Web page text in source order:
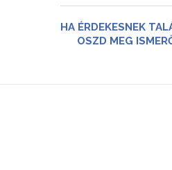
HA ÉRDEKESNEK
OSZD MEG